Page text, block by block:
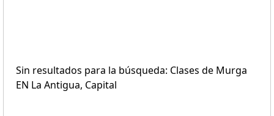
Sin resultados para la búsqueda: Clases de Murga
EN La Antigua, Capital